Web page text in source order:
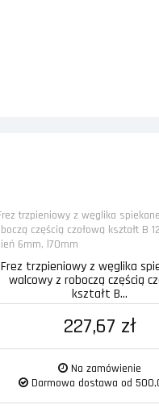
Frez trzpieniowy z węglika
walcowy z roboczą częścią
kształt B...
227,67 zł
Na zamówienie
Darmowa dostawa od